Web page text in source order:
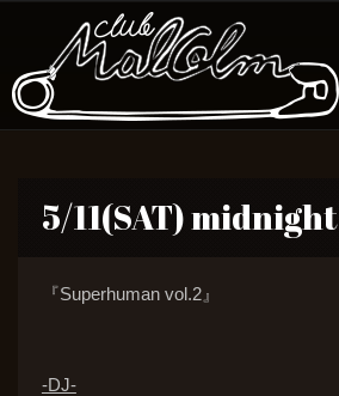
5/11(SAT) midnight
『Superhuman vol.2』
-DJ-